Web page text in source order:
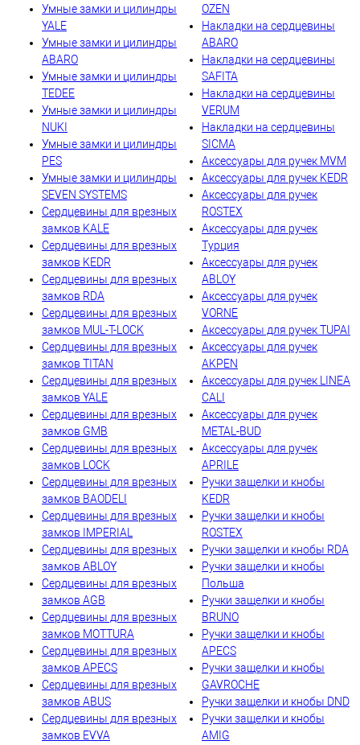
Умные замки и цилиндры
YALE
Умные замки и цилиндры
ABARO
Умные замки и цилиндры
TEDEE
Умные замки и цилиндры
NUKI
Умные замки и цилиндры
PES
Умные замки и цилиндры
SEVEN SYSTEMS
Сердцевины для врезных
замков KALE
Сердцевины для врезных
замков KEDR
Сердцевины для врезных
замков RDA
Сердцевины для врезных
замков MUL-T-LOCK
Сердцевины для врезных
замков TITAN
Сердцевины для врезных
замков YALE
Сердцевины для врезных
замков GMB
Сердцевины для врезных
замков LOCK
Сердцевины для врезных
замков BAODELI
Сердцевины для врезных
замков IMPERIAL
Сердцевины для врезных
замков ABLOY
Сердцевины для врезных
замков AGB
Сердцевины для врезных
замков MOTTURA
Сердцевины для врезных
замков APECS
Сердцевины для врезных
замков ABUS
Сердцевины для врезных
замков EVVA
OZEN
Накладки на сердцевины
ABARO
Накладки на сердцевины
SAFITA
Накладки на сердцевины
VERUM
Накладки на сердцевины
SICMA
Аксессуары для ручек MVM
Аксессуары для ручек KEDR
Аксессуары для ручек
ROSTEX
Аксессуары для ручек
Турция
Аксессуары для ручек
ABLOY
Аксессуары для ручек
VORNE
Аксессуары для ручек TUPAI
Аксессуары для ручек
AKPEN
Аксессуары для ручек LINEA
CALI
Аксессуары для ручек
METAL-BUD
Аксессуары для ручек
APRILE
Ручки защелки и кнобы
KEDR
Ручки защелки и кнобы
ROSTEX
Ручки защелки и кнобы RDA
Ручки защелки и кнобы
Польша
Ручки защелки и кнобы
BRUNO
Ручки защелки и кнобы
APECS
Ручки защелки и кнобы
GAVROCHE
Ручки защелки и кнобы DND
Ручки защелки и кнобы
AMIG